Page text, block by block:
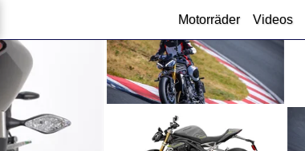
Motorräder Videos